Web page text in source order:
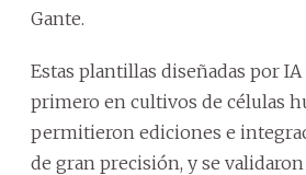
Gante.
Estas plantillas diseñadas por
primero en cultivos de células
permitieron ediciones e
de gran precisión, y se